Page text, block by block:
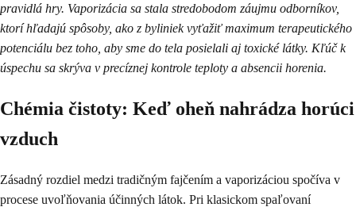
pravidlá hry. Vaporizácia sa stala stredobodom záujmu odborníkov,
ktorí hľadajú spôsoby, ako z byliniek vyťažiť maximum terapeutického
potenciálu bez toho, aby sme do tela posielali aj toxické látky. Kľúč k
úspechu sa skrýva v precíznej kontrole teploty a absencii horenia.
Chémia čistoty: Keď oheň nahrádza horúci
vzduch
Zásadný rozdiel medzi tradičným fajčením a vaporizáciou spočíva v
procese uvoľňovania účinných látok. Pri klasickom spaľovaní